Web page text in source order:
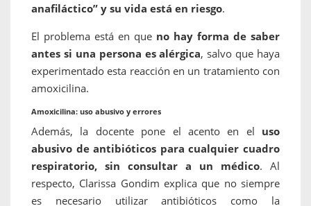
anafiláctico” y su vida está en riesgo.
El problema está en que no hay forma de saber
antes si una persona es alérgica, salvo que haya
experimentado esta reacción en un tratamiento con
amoxicilina.
Amoxicilina: uso abusivo y errores
Además, la docente pone el acento en el uso
abusivo de antibióticos para cualquier cuadro
respiratorio, sin consultar a un médico. Al
respecto, Clarissa Gondim explica que no siempre
es necesario utilizar antibióticos como la